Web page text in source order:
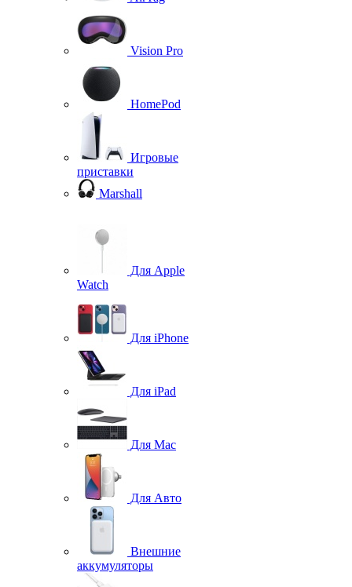
Vision Pro
HomePod
Игровые
приставки
Marshall
Для Apple
Watch
Для iPhone
Для iPad
Для Mac
Для Авто
Внешние
аккумуляторы